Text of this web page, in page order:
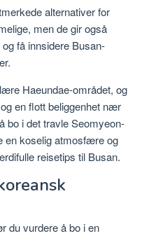
alternativer for
men de gir også
få innsidere Busan-
Haeundae-området, og
en flott beliggenhet nær
bo i det travle Seomyeon-
en koselig atmosfære og
reisetips til Busan.
du vurdere å bo i en